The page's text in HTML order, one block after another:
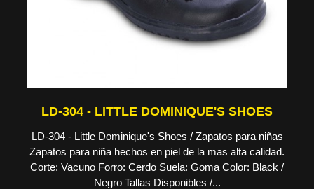
LD-304 - LITTLE DOMINIQUE'S SHOES
LD-304 - Little Dominique's Shoes / Zapatos para niñas
Zapatos para niña hechos en piel de la mas alta calidad.
Corte: Vacuno Forro: Cerdo Suela: Goma Color: Black /
Negro Tallas Disponibles /...